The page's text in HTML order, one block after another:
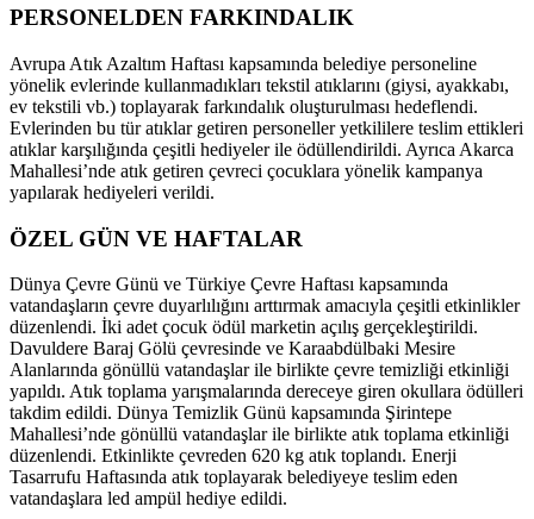
PERSONELDEN FARKINDALIK
Avrupa Atık Azaltım Haftası kapsamında belediye personeline
yönelik evlerinde kullanmadıkları tekstil atıklarını (giysi, ayakkabı,
ev tekstili vb.) toplayarak farkındalık oluşturulması hedeflendi.
Evlerinden bu tür atıklar getiren personeller yetkililere teslim ettikleri
atıklar karşılığında çeşitli hediyeler ile ödüllendirildi. Ayrıca Akarca
Mahallesi’nde atık getiren çevreci çocuklara yönelik kampanya
yapılarak hediyeleri verildi.
ÖZEL GÜN VE HAFTALAR
Dünya Çevre Günü ve Türkiye Çevre Haftası kapsamında
vatandaşların çevre duyarlılığını arttırmak amacıyla çeşitli etkinlikler
düzenlendi. İki adet çocuk ödül marketin açılış gerçekleştirildi.
Davuldere Baraj Gölü çevresinde ve Karaabdülbaki Mesire
Alanlarında gönüllü vatandaşlar ile birlikte çevre temizliği etkinliği
yapıldı. Atık toplama yarışmalarında dereceye giren okullara ödülleri
takdim edildi. Dünya Temizlik Günü kapsamında Şirintepe
Mahallesi’nde gönüllü vatandaşlar ile birlikte atık toplama etkinliği
düzenlendi. Etkinlikte çevreden 620 kg atık toplandı. Enerji
Tasarrufu Haftasında atık toplayarak belediyeye teslim eden
vatandaşlara led ampül hediye edildi.